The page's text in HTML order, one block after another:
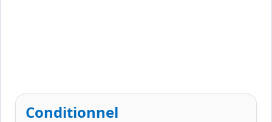
Conditionnel